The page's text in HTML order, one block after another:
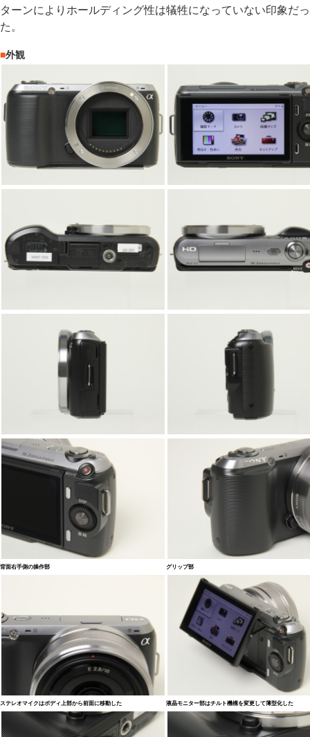
ターンによりホールディング性は犠牲になっていない印象だっ
た。
■外観
背面右手側の操作部 グリップ部
ステレオマイクはボディ上部から前面に移動した 液晶モニター部はチルト機構を変更して薄型化した